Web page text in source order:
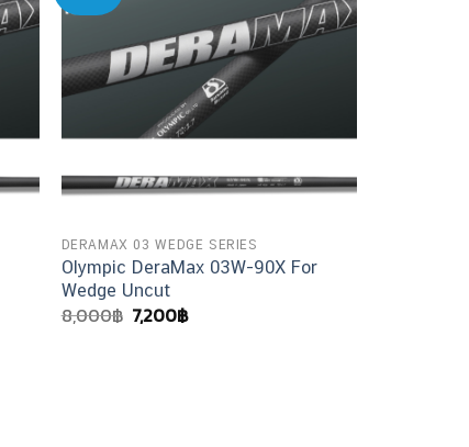
DERAMAX 03 WEDGE SERIES
Olympic DeraMax 03W-90X For
Wedge Uncut
8,000฿ Original
price
7,200฿Current